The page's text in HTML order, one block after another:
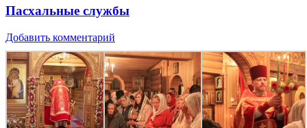
Пасхальные службы
Добавить комментарий